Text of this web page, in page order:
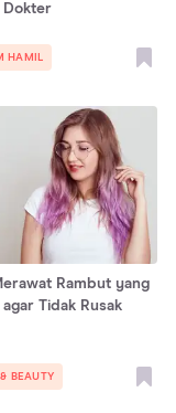
Dokter
HAMIL
Rambut yang
agar Tidak Rusak
BEAUTY